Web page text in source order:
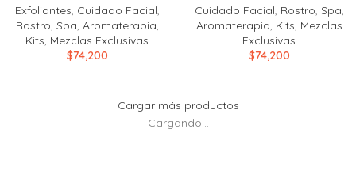
Exfoliantes, Cuidado Facial,
Rostro, Spa, Aromaterapia,
Kits, Mezclas Exclusivas
$74,200
Cuidado Facial, Rostro, Spa,
Aromaterapia, Kits, Mezclas
Exclusivas
$74,200
Cargar más productos
Cargando...